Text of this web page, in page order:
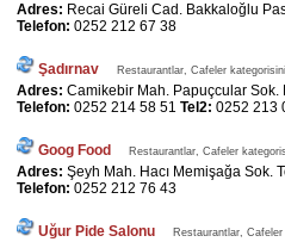
Adres: Recai Güreli Cad. Bakkaloğlu
Telefon: 0252 212 67 38
Şadırnav Restaurantlar, Cafeler
Adres: Camikebir Mah. Papuçcular
Telefon: 0252 214 58 51 Tel2: 0252 213
Goog Food Restaurantlar, Cafeler
Adres: Şeyh Mah. Hacı Memişağa Sok.
Telefon: 0252 212 76 43
Uğur Pide Salonu Restaurantlar,